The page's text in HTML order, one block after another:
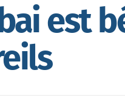
est